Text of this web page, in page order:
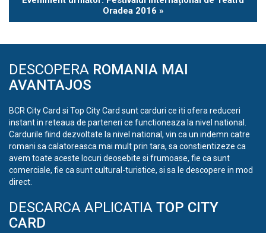
Oradea 2016 »
DESCOPERA ROMANIA MAI
AVANTAJOS
BCR City Card si Top City Card sunt carduri ce iti ofera reduceri
instant in reteaua de parteneri ce functioneaza la nivel national.
Cardurile fiind dezvoltate la nivel national, vin ca un indemn catre
romani sa calatoreasca mai mult prin tara, sa constientizeze ca
avem toate aceste locuri deosebite si frumoase, fie ca sunt
comerciale, fie ca sunt cultural-turistice, si sa le descopere in mod
direct.
DESCARCA APLICATIA TOP CITY
CARD